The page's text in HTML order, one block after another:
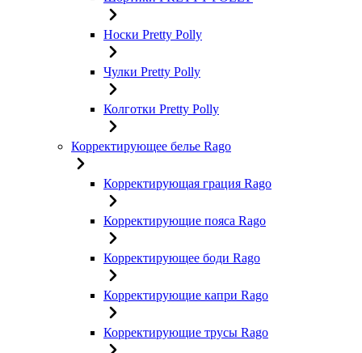
Носки Pretty Polly
Чулки Pretty Polly
Колготки Pretty Polly
Корректирующее белье Rago
Корректирующая грация Rago
Корректирующие пояса Rago
Корректирующее боди Rago
Корректирующие капри Rago
Корректирующие трусы Rago